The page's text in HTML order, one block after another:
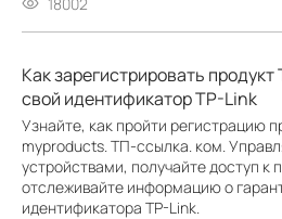
Как зарегистрировать
свой идентификатор TP-Link
Узнайте, как пройти регистрацию
myproducts. ТП-ссылка. ком.
устройствами, получайте доступ к
отслеживайте информацию о
идентификатора TP-Link.